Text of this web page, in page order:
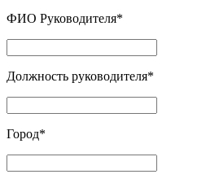
ФИО Руководителя*
Должность руководителя*
Город*